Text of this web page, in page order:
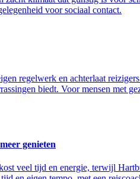
voor sociaal contact.
regelwerk en achterlaat
biedt. Voor mensen met
genieten
veel tijd en energie, terwijl